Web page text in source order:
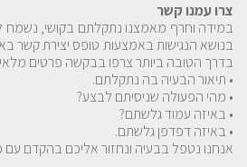
צרו עמנו קשר
במידה וחרף מאמצנו נתקלתם בקושי, נשמח
בנושא הנגישות באמצעות טופס יצירת קשר
בדרך הטובה ביותר צרפו בבקשה פרטים
• תיאור הבעיה בה נתקלתם.
• מהי הפעולה שניסיתם לבצע?
• באיזה עמוד גלשתם?
• באיזה דפדפן גלשתם.
אנחנו נטפל בבעיה ונחזור אליכם בהקדם עם